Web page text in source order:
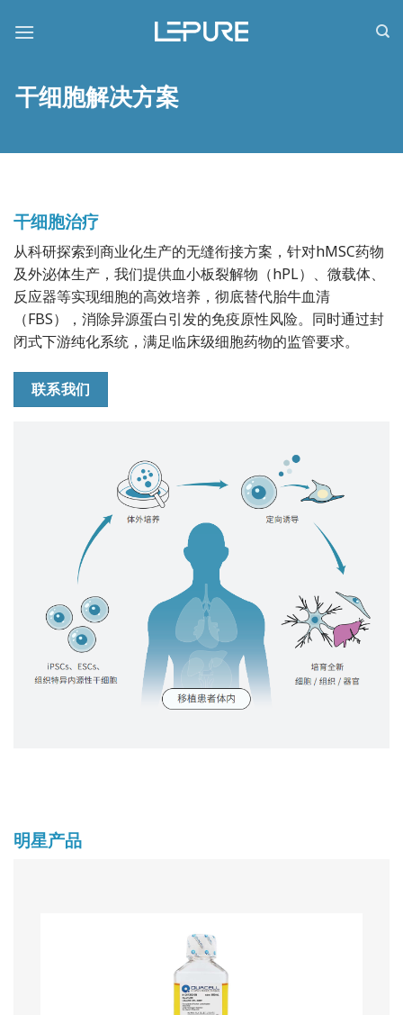
干细胞解决方案
干细胞治疗
从科研探索到商业化生产的无缝衔接方案，针对hMSC药物
及外泌体生产，我们提供血小板裂解物（hPL）、微载体、
反应器等实现细胞的高效培养，彻底替代胎牛血清
（FBS），消除异源蛋白引发的免疫原性风险。同时通过封
闭式下游纯化系统，满足临床级细胞药物的监管要求。
联系我们
明星产品